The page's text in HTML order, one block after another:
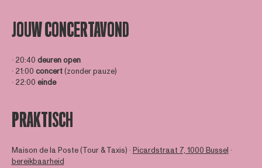
JOUW CONCERTAVOND
∙ 20:40 deuren open
∙ 21:00 concert(zonder pauze)
∙ 22:00 einde
PRAKTISCH
Maison de la Poste (Tour & Taxis) ∙Picardstraat 7, 1000 Bussel ∙
bereikbaarheid